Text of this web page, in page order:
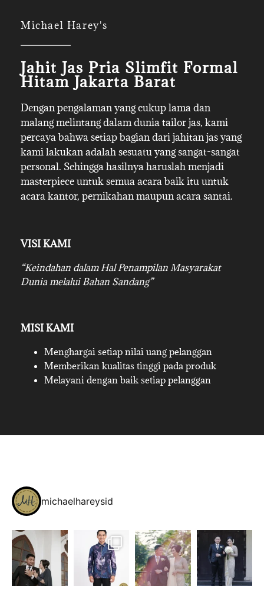
Michael Harey's
Jahit Jas Pria Slimfit Formal
Hitam Jakarta Barat
Dengan pengalaman yang cukup lama dan
malang melintang dalam dunia tailor jas, kami
percaya bahwa setiap bagian dari jahitan jas yang
kami lakukan adalah sesuatu yang sangat-sangat
personal. Sehingga hasilnya haruslah menjadi
masterpiece untuk semua acara baik itu untuk
acara kantor, pernikahan maupun acara santai.
VISI KAMI
“Keindahan dalam Hal Penampilan Masyarakat
Dunia melalui Bahan Sandang”
MISI KAMI
Menghargai setiap nilai uang pelanggan
Memberikan kualitas tinggi pada produk
Melayani dengan baik setiap pelanggan
michaelhareysid